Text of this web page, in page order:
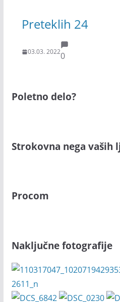
Preteklih 24
03.03. 20220
Poletno delo?
Strokovna nega vaših
Procom
Naključne fotografije